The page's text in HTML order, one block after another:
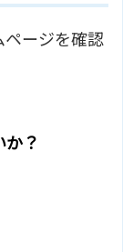
ページを確認
？